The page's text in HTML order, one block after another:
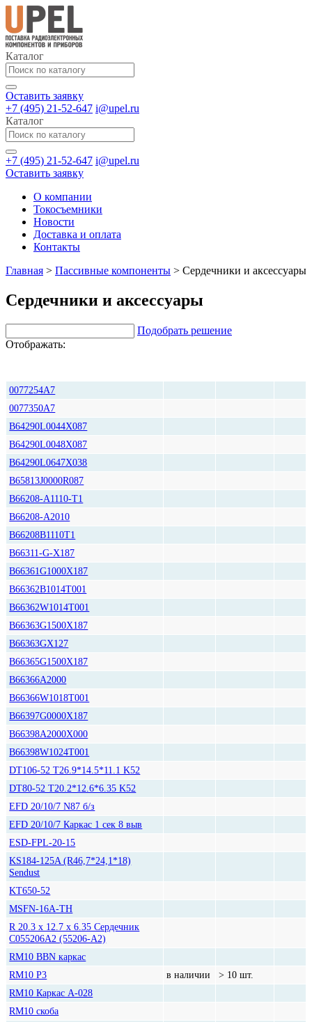
Каталог
Оставить заявку
+7 (495) 21-52-647 i@upel.ru
Каталог
+7 (495) 21-52-647 i@upel.ru
Оставить заявку
О компании
Токосъемники
Новости
Доставка и оплата
Контакты
Главная > Пассивные компоненты > Сердечники и аксессуары
Сердечники и аксессуары
Подобрать решение
Отображать:
0077254A7
0077350A7
B64290L0044X087
B64290L0048X087
B64290L0647X038
B65813J0000R087
B66208-A1110-T1
B66208-A2010
B66208B1110T1
B66311-G-X187
B66361G1000X187
B66362B1014T001
B66362W1014T001
B66363G1500X187
B66363GX127
B66365G1500X187
B66366A2000
B66366W1018T001
B66397G0000X187
B66398A2000X000
B66398W1024T001
DT106-52 T26.9*14.5*11.1 K52
DT80-52 T20.2*12.6*6.35 K52
EFD 20/10/7 N87 б/з
EFD 20/10/7 Каркас 1 сек 8 выв
ESD-FPL-20-15
KS184-125A (R46,7*24,1*18)
Sendust
KT650-52
MSFN-16A-TH
R 20.3 x 12.7 x 6.35 Сердечник
C055206A2 (55206-A2)
RM10 BBN каркас
RM10 P3
в наличии
> 10 шт.
RM10 Каркас A-028
RM10 скоба